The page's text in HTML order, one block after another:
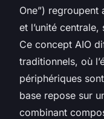
One”) regroupent
et l’unité
Ce concept AIO
traditionnels, où
périphériques
base repose sur
combinant